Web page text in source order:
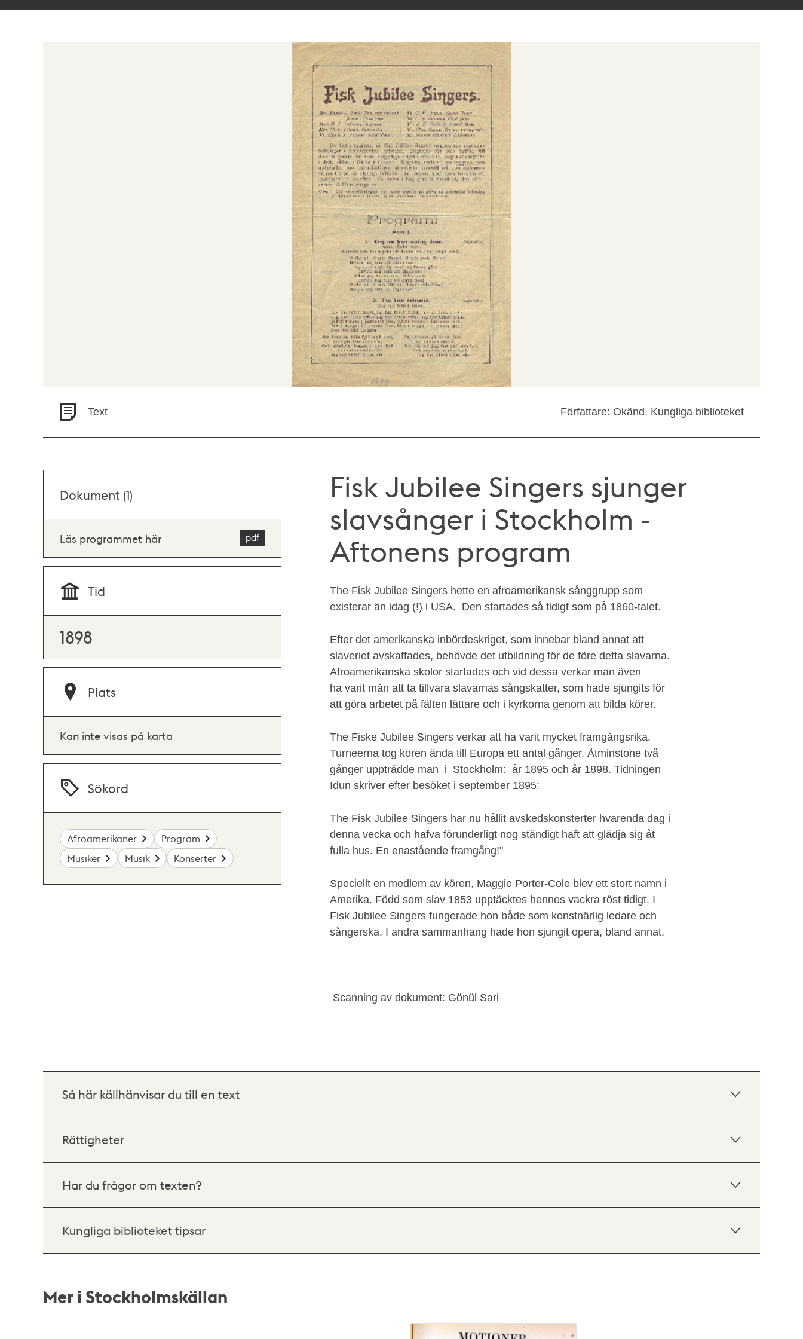
Text Författare: Okänd. Kungliga biblioteket
Fisk Jubilee Singers sjunger
slavsånger i Stockholm -
Aftonens program
The Fisk Jubilee Singers hette en afroamerikansk sånggrupp som
existerar än idag (!) i USA. Den startades så tidigt som på 1860-talet.
Efter det amerikanska inbördeskriget, som innebar bland annat att
slaveriet avskaffades, behövde det utbildning för de före detta slavarna.
Afroamerikanska skolor startades och vid dessa verkar man även
ha varit mån att ta tillvara slavarnas sångskatter, som hade sjungits för
att göra arbetet på fälten lättare och i kyrkorna genom att bilda körer.
The Fiske Jubilee Singers verkar att ha varit mycket framgångsrika.
Turneerna tog kören ända till Europa ett antal gånger. Åtminstone två
gånger uppträdde man i Stockholm: år 1895 och år 1898. Tidningen
Idun skriver efter besöket i september 1895:
The Fisk Jubilee Singers har nu hållit avskedskonsterter hvarenda dag i
denna vecka och hafva förunderligt nog ständigt haft att glädja sig åt
fulla hus. En enastående framgång!"
Speciellt en medlem av kören, Maggie Porter-Cole blev ett stort namn i
Amerika. Född som slav 1853 upptäcktes hennes vackra röst tidigt. I
Fisk Jubilee Singers fungerade hon både som konstnärlig ledare och
sångerska. I andra sammanhang hade hon sjungit opera, bland annat.
Scanning av dokument: Gönül Sari
Dokument (1)
Läs programmet här
Tid
1898
Plats
Kan inte visas på karta
Sökord
Afroamerikaner
Program
Musiker
Musik Konserter
Så här källhänvisar du till en text
Rättigheter
Har du frågor om texten?
Kungliga biblioteket tipsar
Mer i Stockholmskällan